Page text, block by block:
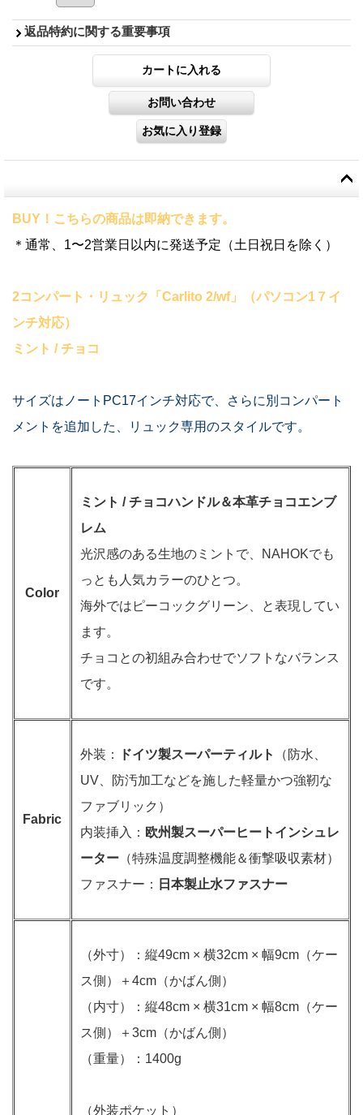
返品特約に関する重要事項
BUY！こちらの商品は即納できます。
＊通常、1〜2営業日以内に発送予定（土日祝日を除く）
2コンパート・リュック「Carlito 2/wf」（パソコン1７イ
ンチ対応）
ミント / チョコ
サイズはノートPC17インチ対応で、さらに別コンパート
メントを追加した、リュック専用のスタイルです。
Color
ミント / チョコハンドル＆本革チョコエンブ
レム
光沢感のある生地のミントで、NAHOKでも
っとも人気カラーのひとつ。
海外ではピーコックグリーン、と表現してい
ます。
チョコとの初組み合わせでソフトなバランス
です。
Fabric
外装： ドイツ製スーパーティルト
（防水、
UV、防汚加工などを施した軽量かつ強靭な
ファブリック）
内装挿入： 欧州製スーパーヒートインシュレ
ーター （特殊温度調整機能＆衝撃吸収素材）
ファスナー：
日本製止水ファスナー
（外寸）：縦49cm × 横32cm × 幅9cm（ケー
ス側）＋4cm（かばん側）
（内寸）：縦48cm × 横31cm × 幅8cm（ケー
ス側）＋3cm（かばん側）
（重量）：1400g
（外装ポケット）